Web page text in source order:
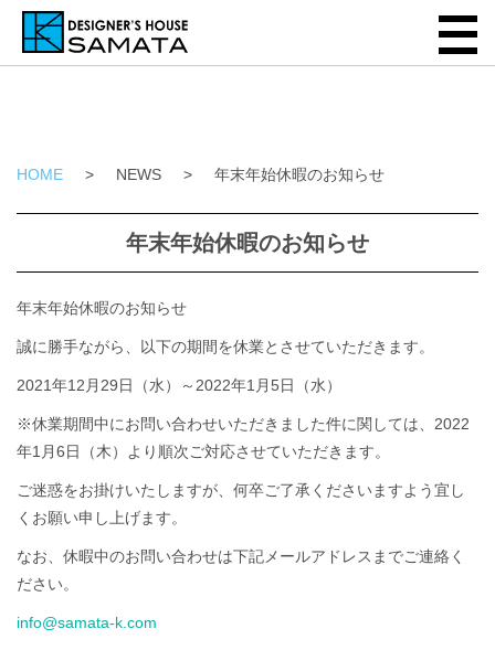
HOME > NEWS > 年末年始休暇のお知らせ
年末年始休暇のお知らせ
年末年始休暇のお知らせ
誠に勝手ながら、以下の期間を休業とさせていただきます。
2021年12月29日（水）～2022年1月5日（水）
※休業期間中にお問い合わせいただきました件に関しては、2022
年1月6日（木）より順次ご対応させていただきます。
ご迷惑をお掛けいたしますが、何卒ご了承くださいますよう宜し
くお願い申し上げます。
なお、休暇中のお問い合わせは下記メールアドレスまでご連絡く
ださい。
info@samata-k.com